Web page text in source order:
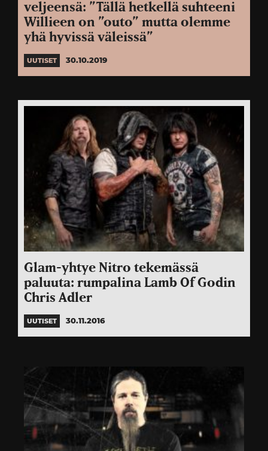
veljeensä: ”Tällä hetkellä suhteeni
Willieen on ”outo” mutta olemme
yhä hyvissä väleissä”
UUTISET 30.10.2019
Glam-yhtye Nitro tekemässä
paluuta: rumpalina Lamb Of Godin
Chris Adler
UUTISET 30.11.2016